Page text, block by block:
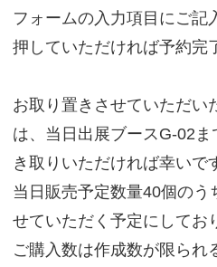
フォームの入力項目にご記
押していただければ予約完
お取り置きさせていただい
は、当日出展ブースG-02ま
き取りいただければ幸いで
当日販売予定数量40個のう
せていただく予定にしてお
ご購入数は作成数が限られ